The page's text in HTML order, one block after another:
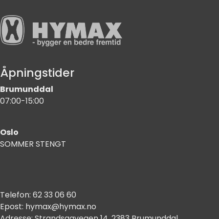
Åpningstider
Brumunddal
07:00-15:00
Oslo
SOMMER STENGT
Telefon: 62 33 06 60
Epost: hymax@hymax.no